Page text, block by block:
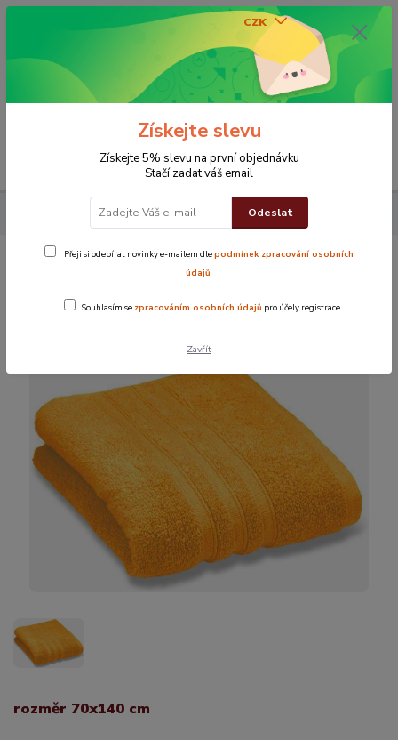
CZK
0 Kč
Osuška Top žlutá
rozměr 70x140 cm
Získejte slevu
Získejte 5% slevu na první objednávku
Stačí zadat váš email
Odeslat
Přeji si odebírat novinky e-mailem dlepodmínek zpracování osobních
údajů.
Souhlasím se zpracováním osobních údajů pro účely registrace.
Zavřít